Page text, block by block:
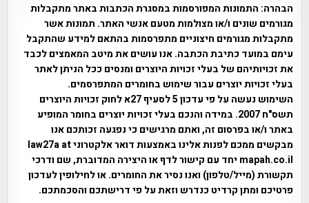
הבהרה: התמונות המפורסמות במסגרת הכתבות באתר מתקבלות
מגורמים שונים ו/או מצולמות מטעם אנשי האתר. תמונות אשר
מתקבלות מגורמים חיצוניים מתפרסמות בהתאם למידע שהתקבל
עימם במועד כתיבת הכתבה. אנו עושים את מיטב המאמצים לכבד
את זכויותיהם של בעלי זכויות היוצרים ומנסים ככל הניתן לאתר
בעלי זכויות יוצרים עבור שימוש בחומרים המתפרסמים.
השימוש נעשה על פי עדכון 5 לסעיף 27א לחוק זכויות היוצרים
תשס"ח 2007. במידה והנכם בעלי זכויות יוצרים בחומר המופיע
באתר ו/או בפרסום זה, ואתם מרגישים כי נפגעה זכותכם אנו
מבקשים ממכם לפנות אלינו באמצעות דואר אלקטרוני law27a at
mapah.co.il יחד עם קישור לדף או היצירה המדוברת, שם ודרכי
תקשורת (מייל/טלפון) ואנו נסיר את החומרים. או לחילופין לעדכון
פרטיכם ומתן קרדיט כנדרש וזאת על פי דרישתכם והסכמתכם.